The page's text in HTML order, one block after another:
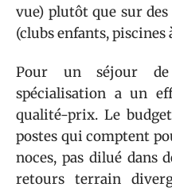
vue) plutôt que sur
(clubs enfants,
Pour un séjour
spécialisation a un
qualité-prix. Le
postes qui comptent
noces, pas dilué dans
retours terrain